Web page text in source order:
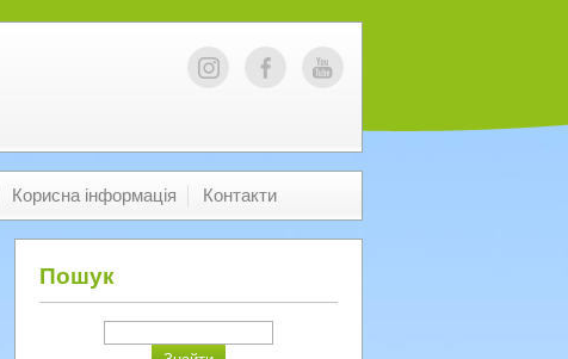
Корисна інформація Контакти
Пошук